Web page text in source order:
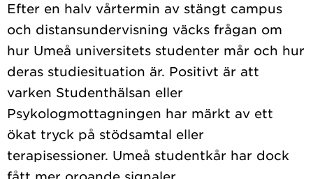
Efter en halv vårtermin av stängt campus
och distansundervisning väcks frågan om
hur Umeå universitets studenter mår och hur
deras studiesituation är. Positivt är att
varken Studenthälsan eller
Psykologmottagningen har märkt av ett
ökat tryck på stödsamtal eller
terapisessioner. Umeå studentkår har dock